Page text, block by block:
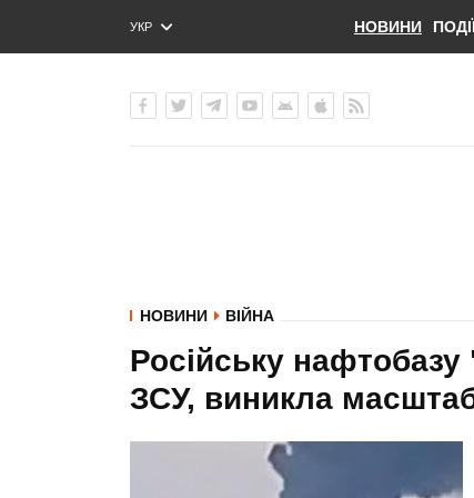
УКР
ENG
НОВИНИ ПОДІЇ
НОВИНИ ВІЙНА
Російську
ЗСУ, виникла